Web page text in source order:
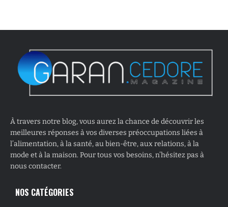
À travers notre blog, vous aurez la chance de découvrir les
meilleures réponses à vos diverses préoccupations liées à
l’alimentation, à la santé, au bien-être, aux relations, à la
mode et à la maison. Pour tous vos besoins, n’hésitez pas à
nous contacter.
NOS CATÉGORIES